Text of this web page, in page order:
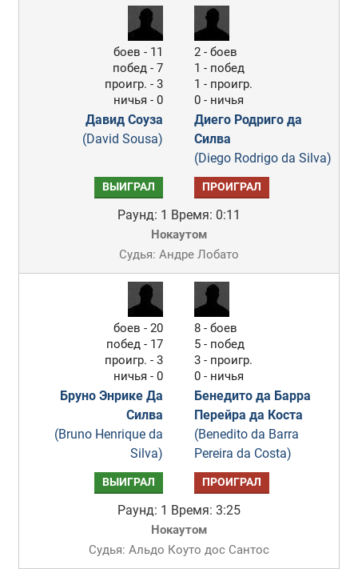
боев - 11
побед - 7
проигр. - 3
ничья - 0
Давид Соуза
(David Sousa)
2 - боев
1 - побед
1 - проигр.
0 - ничья
Диего Родриго да
Силва
(Diego Rodrigo da Silva)
ВЫИГРАЛ ПРОИГРАЛ
Раунд: 1 Время: 0:11
Нокаутом
Судья: Андре Лобато
боев - 20
побед - 17
проигр. - 3
ничья - 0
Бруно Энрике Да
Силва
(Bruno Henrique da
Silva)
8 - боев
5 - побед
3 - проигр.
0 - ничья
Бенедито да Барра
Перейра да Коста
(Benedito da Barra
Pereira da Costa)
ВЫИГРАЛ ПРОИГРАЛ
Раунд: 1 Время: 3:25
Нокаутом
Судья: Альдо Коуто дос Сантос